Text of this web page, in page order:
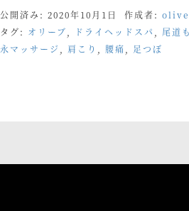
公開済み: 2020年10月1日 作成者: olive
タグ: オリーブ ドライヘッドスパ 尾道
永マッサージ
肩こり 腰痛 足つぼ